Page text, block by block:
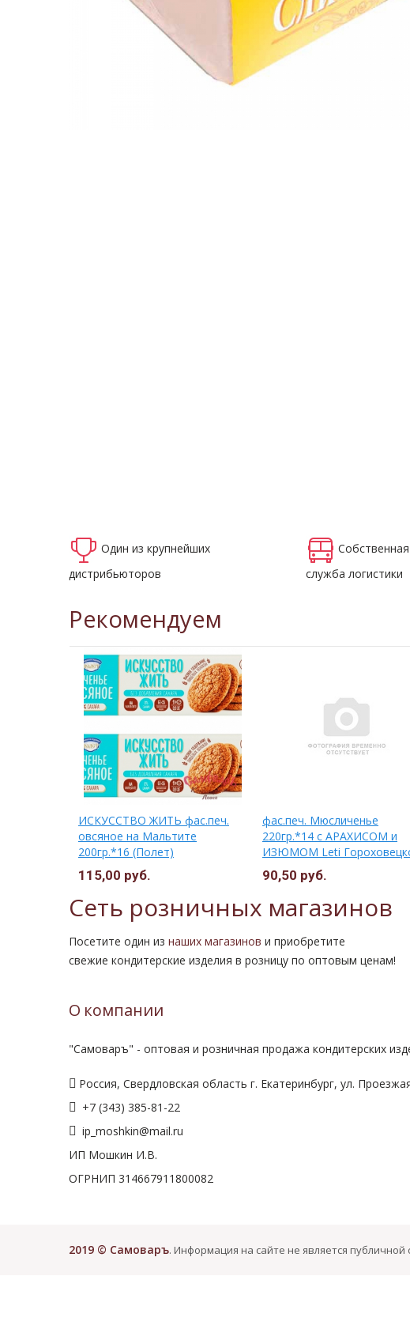
Один из крупнейших
дистрибьюторов
Собственная
служба логистики
Рекомендуем
ИСКУССТВО ЖИТЬ фас.печ.
овсяное на Мальтите
200гр.*16 (Полет)
115,00 руб.
фас.печ. Мюсличенье
220гр.*14 с АРАХИСОМ и
ИЗЮМОМ Leti
90,50 руб.
Сеть розничных магазинов
Посетите один из наших магазинов и приобретите
свежие кондитерские изделия в розницу по оптовым ценам!
О компании
"Самоваръ" - оптовая и розничная продажа кондитерских
Россия, Свердловская область г. Екатеринбург, ул.
+7 (343) 385-81-22
ip_moshkin@mail.ru
ИП Мошкин И.В.
ОГРНИП 314667911800082
2019 © Самоваръ. Информация на сайте не является публичной